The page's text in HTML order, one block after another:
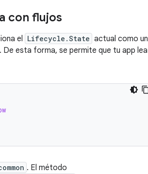
con flujos
el Lifecycle.State actual como un
. De esta forma, se permite que tu app lea
. El método